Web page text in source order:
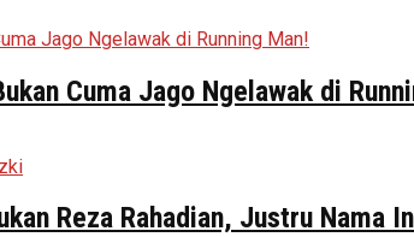
Cuma Jago Ngelawak di
Reza Rahadian, Justru Nama